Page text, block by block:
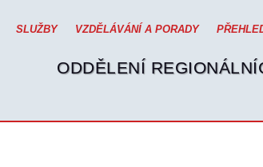
SLUŽBY VZDĚLÁVÁNÍ A PORADY
ODDĚLENÍ